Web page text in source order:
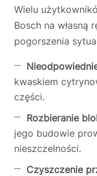
Wielu
Bosch na własną
pogorszenia
kwaskiem
części.
Rozbieranie
jego budowie
nieszczelności.
Czyszczenie